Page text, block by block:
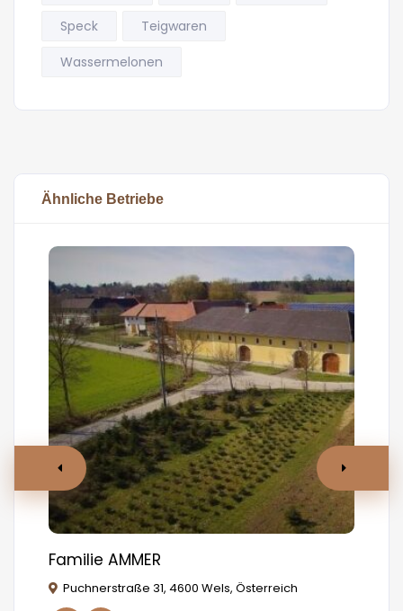
Speck
Teigwaren
Wassermelonen
Ähnliche Betriebe
Familie AMMER
Puchnerstraße 31, 4600 Wels, Österreich